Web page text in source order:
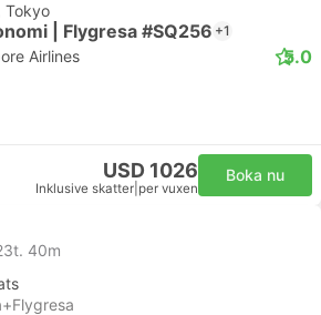
Tokyo
| Flygresa #SQ256 +1
Airlines 5.0
USD 1026
Inklusive skatter per vuxen
Boka nu
40m